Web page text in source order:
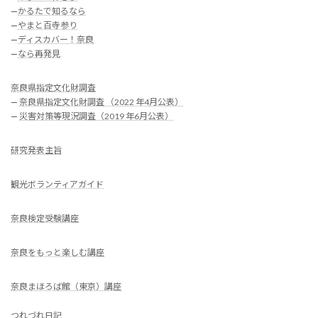
—かるたで知るなら
—やまと百寺参り
—ディスカバー！奈良
—なら再発見
奈良県指定文化財調査
— 奈良県指定文化財調査 （2022 年4月公表）
— 災害対策等現況調査（2019 年6月公表）
研究発表主旨
観光ボランティアガイド
奈良検定受験講座
奈良をもっと楽しむ講座
奈良まほろば館（東京）講座
つれづれ日記